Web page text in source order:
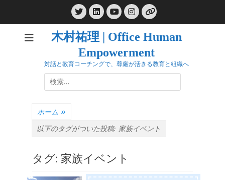
TwitterLinkedIn
YouTube
Instagram
リ
ン
ク
木村祐理 | Office Human
Empowerment
対話と教育コーチングで、尊厳が活きる教育と組織へ
検
索:
ホーム »
以下のタグがついた投稿: 家族イベント
タグ: 家族イベント